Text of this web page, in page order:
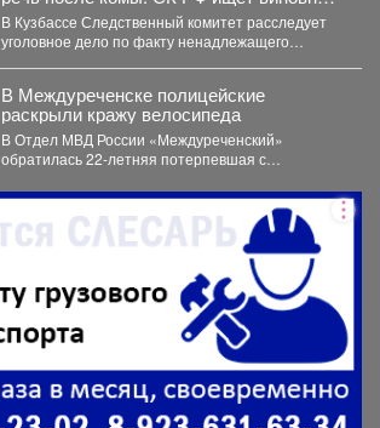
в искалеченном детстве
В Кузбассе Следственный комитет расследует
уголовное дело по факту ненадлежащего
В Междуреченске полицейские
раскрыли кражу велосипеда
В Отдел МВД России «Междуреченский»
обратилась 22-летняя потерпевшая с